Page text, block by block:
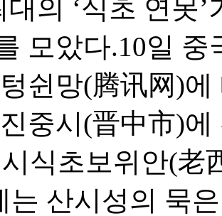
대의 ‘식초 연못’
모았다.10일 중
쉰망(腾讯网)에
중시(晋中市)에
시식초보위안(老
는 산시성의 묵